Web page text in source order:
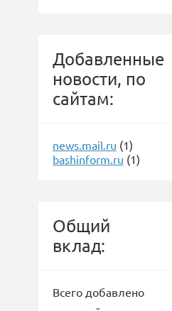
Добавленные
новости, по
сайтам:
news.mail.ru (1)
bashinform.ru (1)
Общий
вклад:
Всего добавлено